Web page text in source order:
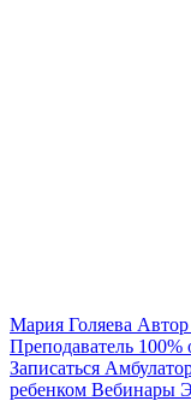
Мария Голяева Автор
Преподаватель 100%
Записаться
ребенком Вебинары